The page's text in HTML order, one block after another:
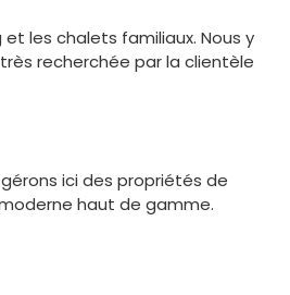
les chalets familiaux. Nous y
recherchée par la clientèle
ici des propriétés de
haut de gamme.